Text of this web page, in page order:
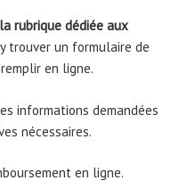
rubrique dédiée aux
trouver un formulaire de
en ligne.
informations demandées
nécessaires.
en ligne.